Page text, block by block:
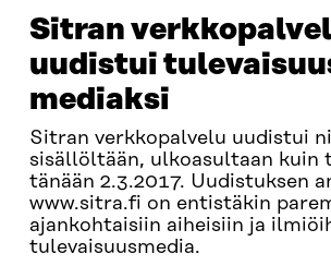
Sitran
uudistui
mediaksi
Sitran verkkopalvelu uudistui
sisällöltään, ulkoasultaan kuin
tänään 2.3.2017. Uudistuksen
www.sitra.fi on entistäkin
ajankohtaisiin aiheisiin ja
tulevaisuusmedia.